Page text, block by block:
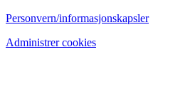
Personvern/informasjonskapsler
Administrer cookies